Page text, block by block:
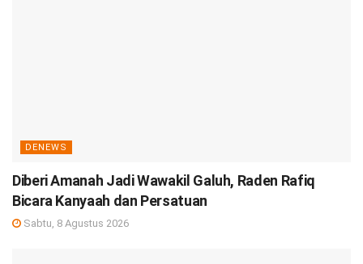
DENEWS
Diberi Amanah Jadi Wawakil Galuh, Raden Rafiq
Bicara Kanyaah dan Persatuan
Sabtu, 8 Agustus 2026